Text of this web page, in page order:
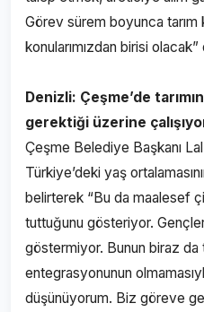
Görev sürem boyunca tarım
konularımızdan birisi
Denizli: Çeşme’de
gerektiği üzerine
Çeşme Belediye Başkanı
Türkiye’deki yaş
belirterek “Bu da maalesef
tuttuğunu gösteriyor.
göstermiyor. Bunun biraz da
entegrasyonunun
düşünüyorum. Biz göreve